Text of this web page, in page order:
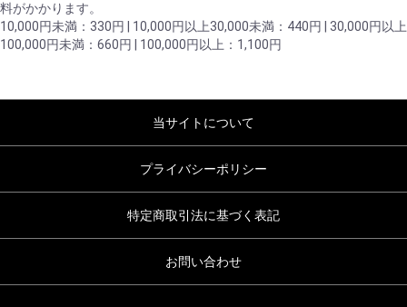
料がかかります。
10,000円未満：330円 | 10,000円以上30,000未満：440円 | 30,000円以上
100,000円未満：660円 | 100,000円以上：1,100円
当サイトについて
プライバシーポリシー
特定商取引法に基づく表記
お問い合わせ